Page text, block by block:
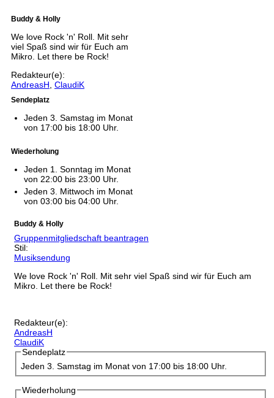
Buddy & Holly
We love Rock 'n' Roll. Mit sehr
viel Spaß sind wir für Euch am
Mikro. Let there be Rock!
Redakteur(e):
AndreasH ClaudiK
Sendeplatz
Jeden 3. Samstag im Monat
von 17:00 bis 18:00 Uhr.
Wiederholung
Jeden 1. Sonntag im Monat
von 22:00 bis 23:00 Uhr.
Jeden 3. Mittwoch im Monat
von 03:00 bis 04:00 Uhr.
Buddy & Holly
Gruppenmitgliedschaft beantragen
Stil:
Musiksendung
We love Rock 'n' Roll. Mit sehr viel Spaß sind wir für Euch am
Mikro. Let there be Rock!
Redakteur(e):
AndreasH
ClaudiK
Sendeplatz
Jeden 3. Samstag im Monat von 17:00 bis 18:00 Uhr.
Wiederholung